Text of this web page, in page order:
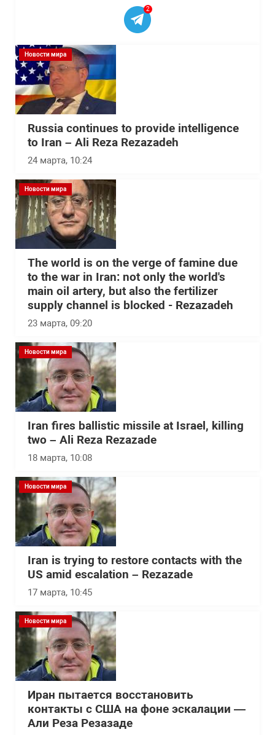
2
Новости мира
Russia continues to provide intelligence
to Iran – Ali Reza Rezazadeh
24 марта, 10:24
Новости мира
The world is on the verge of famine due
to the war in Iran: not only the world's
main oil artery, but also the fertilizer
supply channel is blocked - Rezazadeh
23 марта, 09:20
Новости мира
Iran fires ballistic missile at Israel, killing
two – Ali Reza Rezazade
18 марта, 10:08
Новости мира
Iran is trying to restore contacts with the
US amid escalation – Rezazade
17 марта, 10:45
Новости мира
Иран пытается восстановить
контакты с США на фоне эскалации —
Али Реза Резазаде